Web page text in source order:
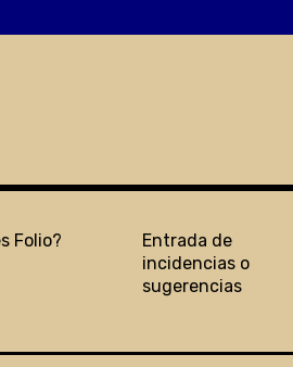
Folio?
Entrada de
incidencias o
sugerencias